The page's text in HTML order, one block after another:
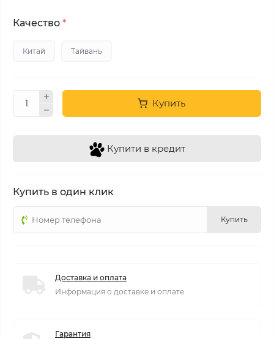
Качество *
Китай Тайвань
Купить
Купити в кредит
Купить в один клик
Купить
Доставка и оплата
Информация о доставке и оплате
Гарантия